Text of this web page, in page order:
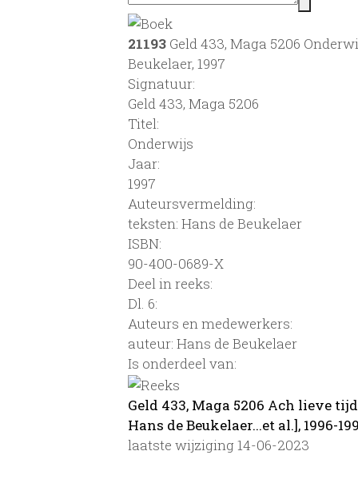
21193 Geld 433, Maga 5206
Beukelaer, 1997
Signatuur:
Geld 433, Maga 5206
Titel:
Onderwijs
Jaar:
1997
Auteursvermelding:
teksten: Hans de Beukelaer
ISBN:
90-400-0689-X
Deel in reeks:
Dl. 6:
Auteurs en medewerkers:
auteur: Hans de Beukelaer
Is onderdeel van:
Geld 433, Maga 5206 Ach lieve
Hans de Beukelaer...et al.], 1996-
laatste wijziging 14-06-2023